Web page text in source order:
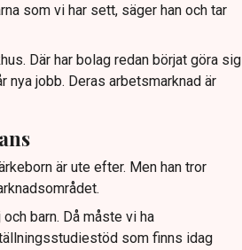
som vi har sett, säger han och tar
Där har bolag redan börjat göra sig
jobb. Deras arbetsmarknad är
är ute efter. Men han tror
barn. Då måste vi ha
som finns idag